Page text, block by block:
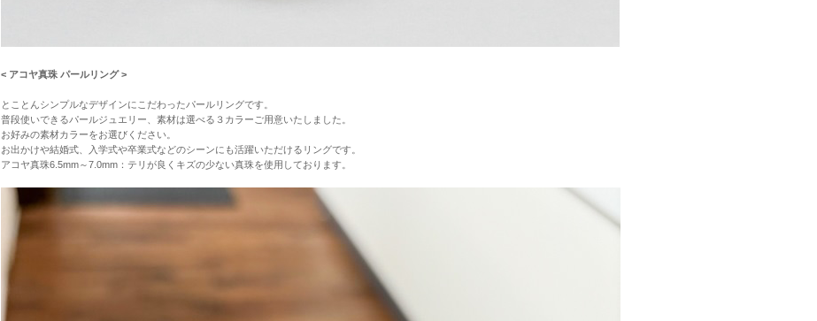
< アコヤ真珠 パールリング >
とことんシンプルなデザインにこだわったパールリングです。
普段使いできるパールジュエリー、素材は選べる３カラーご用意いたしました。
お好みの素材カラーをお選びください。
お出かけや結婚式、入学式や卒業式などのシーンにも活躍いただけるリングです。
アコヤ真珠6.5mm～7.0mm：テリが良くキズの少ない真珠を使用しております。